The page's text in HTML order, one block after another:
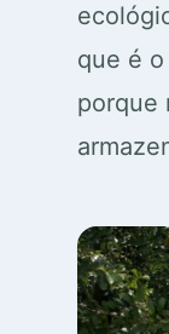
que é
porque